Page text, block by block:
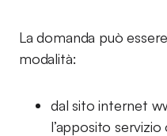
La domanda può
modalità:
dal sito internet
l’apposito servizio